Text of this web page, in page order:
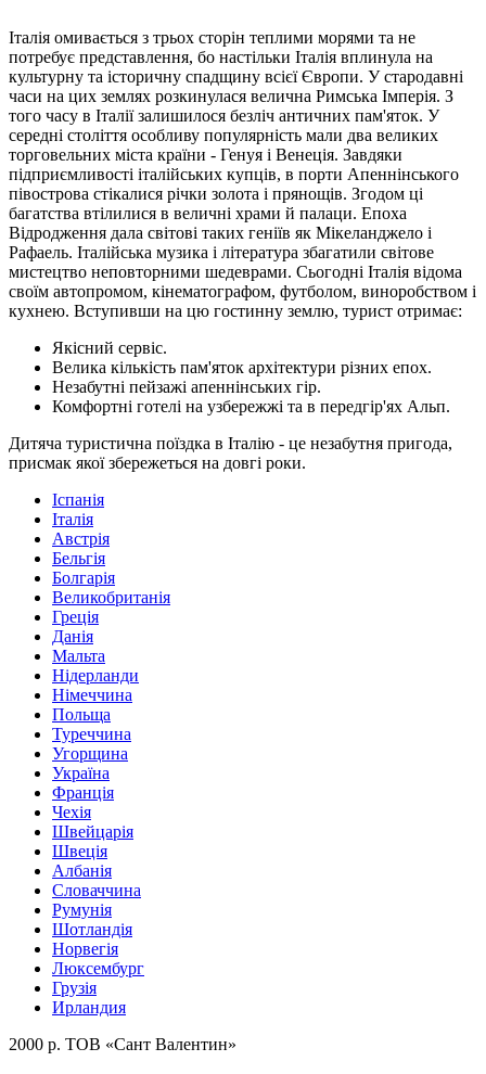
Італія омивається з трьох сторін теплими морями та не
потребує представлення, бо настільки Італія вплинула на
культурну та історичну спадщину всієї Європи. У стародавні
часи на цих землях розкинулася велична Римська Імперія. З
того часу в Італії залишилося безліч античних пам'яток. У
середні століття особливу популярність мали два великих
торговельних міста країни - Генуя і Венеція. Завдяки
підприємливості італійських купців, в порти Апеннінського
півострова стікалися річки золота і прянощів. Згодом ці
багатства втілилися в величні храми й палаци. Епоха
Відродження дала світові таких геніїв як Мікеланджело і
Рафаель. Італійська музика і література збагатили світове
мистецтво неповторними шедеврами. Сьогодні Італія відома
своїм автопромом, кінематографом, футболом, виноробством і
кухнею. Вступивши на цю гостинну землю, турист отримає:
Якісний сервіс.
Велика кількість пам'яток архітектури різних епох.
Незабутні пейзажі апеннінських гір.
Комфортні готелі на узбережжі та в передгір'ях Альп.
Дитяча туристична поїздка в Італію - це незабутня пригода,
присмак якої збережеться на довгі роки.
Іспанія
Італія
Австрія
Бельгія
Болгарія
Великобританія
Греція
Данія
Мальта
Нідерланди
Німеччина
Польща
Туреччина
Угорщина
Україна
Франція
Чехія
Швейцарія
Швеція
Албанія
Словаччина
Румунія
Шотландія
Норвегія
Люксембург
Грузія
Ирландия
2000 р. ТОВ «Сант Валентин»